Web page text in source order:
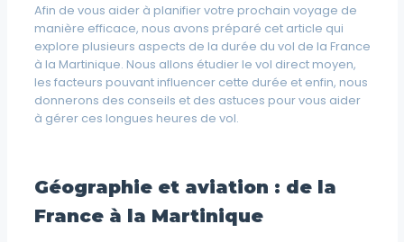
Afin de vous aider à planifier votre prochain voyage de
manière efficace, nous avons préparé cet article qui
explore plusieurs aspects de la durée du vol de la France
à la Martinique. Nous allons étudier le vol direct moyen,
les facteurs pouvant influencer cette durée et enfin, nous
donnerons des conseils et des astuces pour vous aider
à gérer ces longues heures de vol.
Géographie et aviation : de la
France à la Martinique